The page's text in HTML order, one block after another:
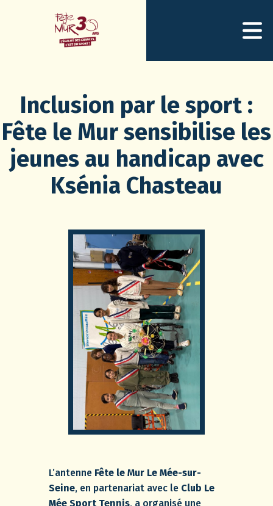
Inclusion par le sport :
Fête le Mur sensibilise les
jeunes au handicap avec
Ksénia Chasteau
L’antenne Fête le Mur Le Mée-sur-
Seine, en partenariat avec le Club Le
Mée Sport Tennis, a organisé une